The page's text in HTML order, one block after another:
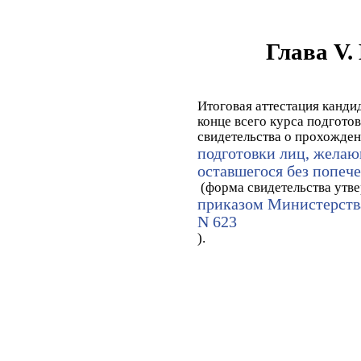
Глава
Итоговая аттестация
конце всего курса
свидетельства о
подготовки лиц,
оставшегося без
(форма свидетельства
приказом
N 623
).